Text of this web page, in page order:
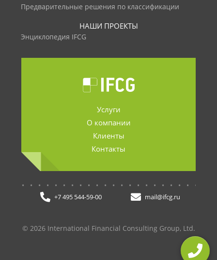
Предварительные решения по классификации
НАШИ ПРОЕКТЫ
Энциклопедия IFCG
Услуги
О компании
Клиенты
Контакты
+7 495 544-59-00 mail@ifcg.ru
© 2026 International Financial Consulting Group, Ltd.